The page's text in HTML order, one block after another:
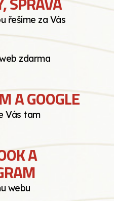
řešíme za Vás
zdarma
A GOOGLE
Vás tam
A
webu